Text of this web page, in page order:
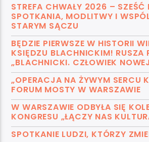
STREFA CHWAŁY 2026 – SZEŚĆ
SPOTKANIA, MODLITWY I
STARYM SĄCZU
BĘDZIE PIERWSZE W HISTORII
KSIĘDZU BLACHNICKIM! RUSZA
„BLACHNICKI. CZŁOWIEK
„OPERACJA NA ŻYWYM SERCU
FORUM MOSTY W WARSZAWIE
W WARSZAWIE ODBYŁA SIĘ
KONGRESU „ŁĄCZY NAS
SPOTKANIE LUDZI, KTÓRZY